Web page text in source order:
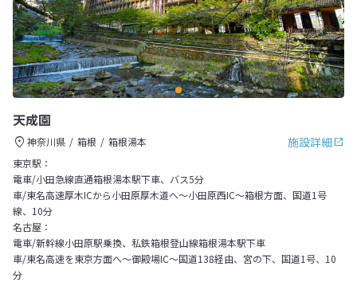
天成園
施設詳細
神奈川県 箱根
箱根湯本
東京駅：
電車/小田急線直通箱根湯本駅下車、バス5分
車/東名高速厚木ICから小田原厚木道へ～小田原西IC～箱根方面、国道1号
線、10分
名古屋：
電車/新幹線小田原駅乗換、私鉄箱根登山線箱根湯本駅下車
車/東名高速を東京方面へ～御殿場IC～国道138経由、宮の下、国道1号、10
分